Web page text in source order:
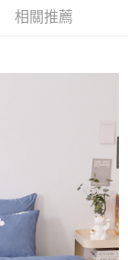
商業銀行
銀行
，確認付款後即完
頁面所載為準。
過，訂單將自動取
分期系統評分，恕無
式。 讓您購物簡單
員專區綁定中華電信
額 (1點等於1元)。
相關推薦